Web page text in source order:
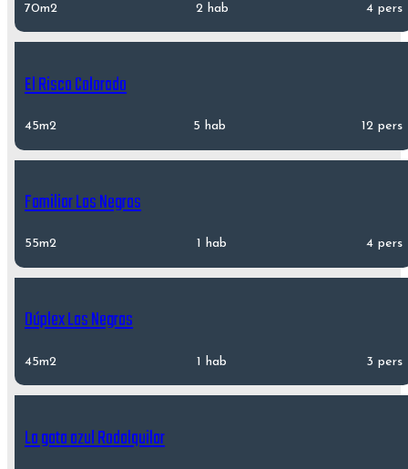
70m2 2 hab 4 pers
El Risco Colorado
45m2 5 hab 12 pers
Familiar Las Negras
55m2 1 hab 4 pers
Dúplex Las Negras
45m2 1 hab 3 pers
La gata azul Rodalquilar